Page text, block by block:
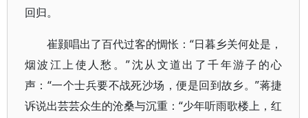
回归。
崔颢唱出了百代过客的惆怅：“日暮乡关何处是，
烟波江上使人愁。”沈从文道出了千年游子的心
声：“一个士兵要不战死沙场，便是回到故乡。”蒋捷
诉说出芸芸众生的沧桑与沉重：“少年听雨歌楼上，红